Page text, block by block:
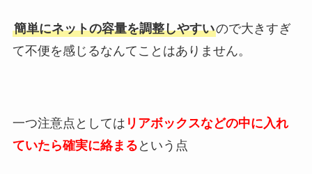
簡単にネットの容量を調整しやすいので大きすぎ
て不便を感じるなんてことはありません。
一つ注意点としては リアボックスなどの中に入れ
ていたら確実に絡まる という点